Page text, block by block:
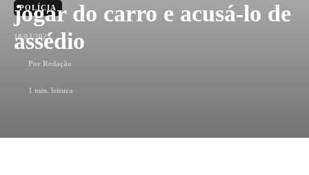
jogar do carro e acusá-lo de
assédio
POLÍCIA
18/03/2023
Por Redação
1 min. leitura